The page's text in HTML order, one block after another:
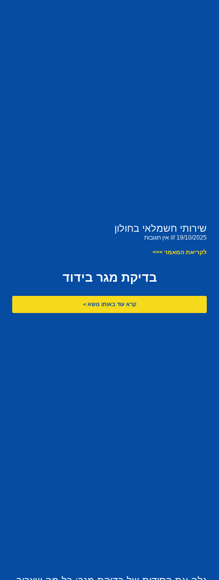
שירותי חשמלאי בחולון
19/10/2025 אין תגובות
לקריאת המאמר >>>
בדיקת מגר בידוד
קרא עוד באותו נושא >